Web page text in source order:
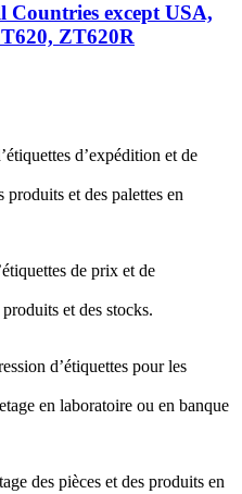
except USA,
ZT620R
d’expédition et de
produits et des palettes en
de prix et de
et des stocks.
d’étiquettes pour les
en laboratoire ou en banque
des pièces et des produits en